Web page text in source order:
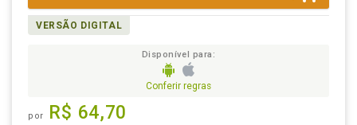
VERSÃO DIGITAL
Disponível para:
Conferir regras
por R$ 64,70